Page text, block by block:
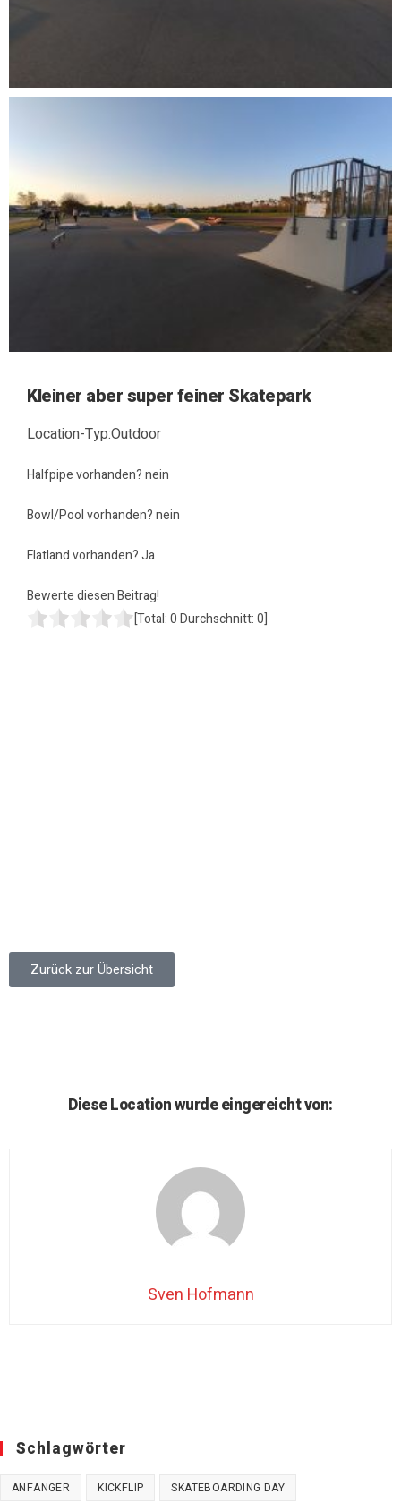
Kleiner aber super feiner Skatepark
Location-Typ:Outdoor
Halfpipe vorhanden? nein
Bowl/Pool vorhanden? nein
Flatland vorhanden? Ja
Bewerte diesen Beitrag!
[Total:0Durchschnitt:0]
Zurück zur Übersicht
Diese Location wurde eingereicht von:
Sven Hofmann
Schlagwörter
ANFÄNGER KICKFLIP SKATEBOARDING DAY